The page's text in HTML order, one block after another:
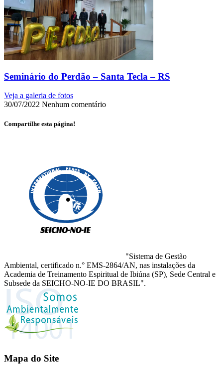
Seminário do Perdão – Santa Tecla – RS
Veja a galeria de fotos
30/07/2022 Nenhum comentário
Compartilhe esta página!
"Sistema de Gestão
Ambiental, certificado n.° EMS-2864/AN, nas instalações da
Academia de Treinamento Espiritual de Ibiúna (SP), Sede Central e
Subsede da SEICHO-NO-IE DO BRASIL".
Mapa do Site